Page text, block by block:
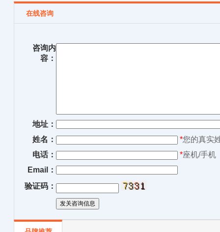
在线咨询
咨询内
容：
地址：
姓名：
*您的真实
电话：
*座机/手机
Email：
验证码：